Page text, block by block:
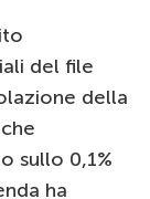
del file
della
sullo 0,1%
ha